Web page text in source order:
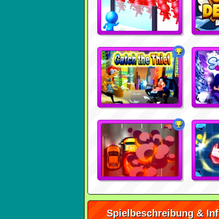
Spielbeschreibung &